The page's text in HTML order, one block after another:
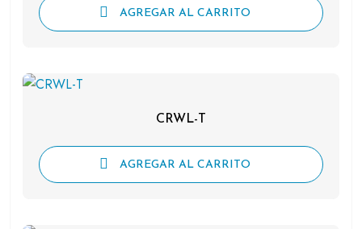
AGREGAR AL CARRITO
CRWL-T
AGREGAR AL CARRITO